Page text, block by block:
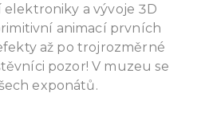
a vývoje 3D
animací prvních
až po trojrozměrné
pozor! V muzeu se
exponátů.